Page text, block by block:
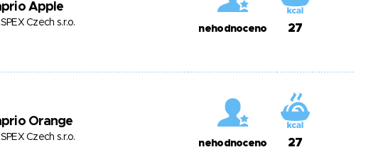
Apple
Czech s.r.o.
nehodnoceno 27
Orange
Czech s.r.o.
nehodnoceno 27